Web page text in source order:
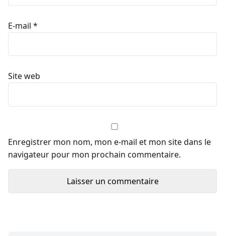
E-mail *
Site web
Enregistrer mon nom, mon e-mail et mon site dans le
navigateur pour mon prochain commentaire.